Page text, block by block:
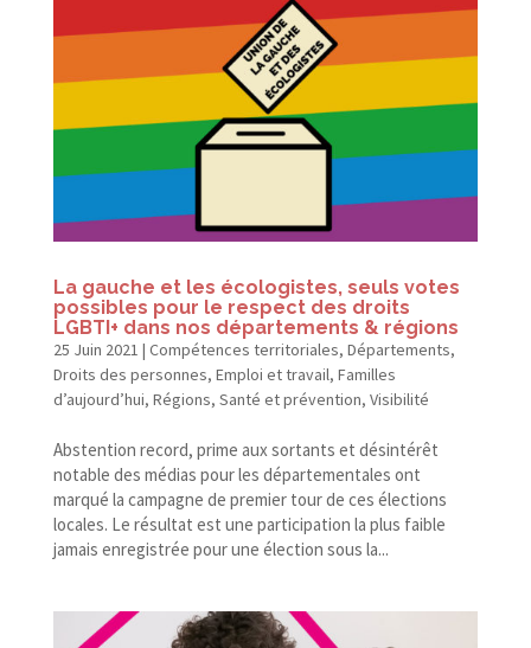
La gauche et les écologistes, seuls votes
possibles pour le respect des droits
LGBTI+ dans nos départements & régions
25 Juin 2021 | Compétences territoriales, Départements,
Droits des personnes, Emploi et travail, Familles
d’aujourd’hui, Régions, Santé et prévention, Visibilité
Abstention record, prime aux sortants et désintérêt
notable des médias pour les départementales ont
marqué la campagne de premier tour de ces élections
locales. Le résultat est une participation la plus faible
jamais enregistrée pour une élection sous la...